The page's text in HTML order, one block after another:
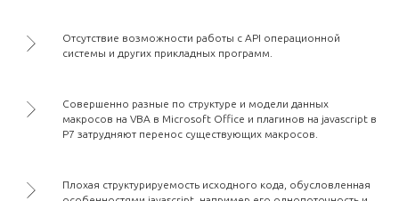
Отсутствие возможности работы с API операционной
системы и других прикладных программ.
Совершенно разные по структуре и модели данных
макросов на VBA в Microsoft Office и плагинов на javascript в
Р7 затрудняют перенос существующих макросов.
Плохая структурируемость исходного кода, обусловленная